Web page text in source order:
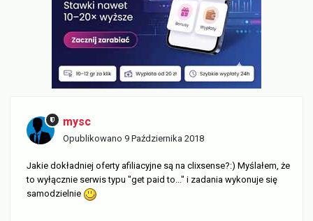
mysc
Opublikowano 9 Października 2018
Jakie dokładniej oferty afiliacyjne są na clixsense?:) Myślałem, że
to wyłącznie serwis typu "get paid to..." i zadania wykonuje się
samodzielnie